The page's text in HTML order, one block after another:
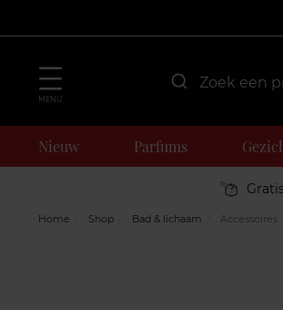
MENU
Nieuw Parfums
Home Shop Bad & lichaam Accessoires